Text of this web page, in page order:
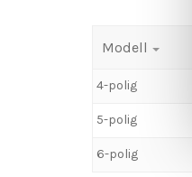
Modell
4-polig
5-polig
6-polig